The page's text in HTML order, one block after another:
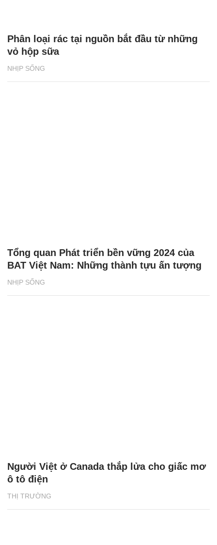
NHỊP SỐNG
Phân loại rác tại nguồn bắt đầu từ những
vỏ hộp sữa
NHỊP SỐNG
Tổng quan Phát triển bền vững 2024 của
BAT Việt Nam: Những thành tựu ấn tượng
THỊ TRƯỜNG
Người Việt ở Canada thắp lửa cho giấc mơ
ô tô điện